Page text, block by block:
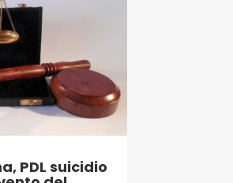
PDL suicidio